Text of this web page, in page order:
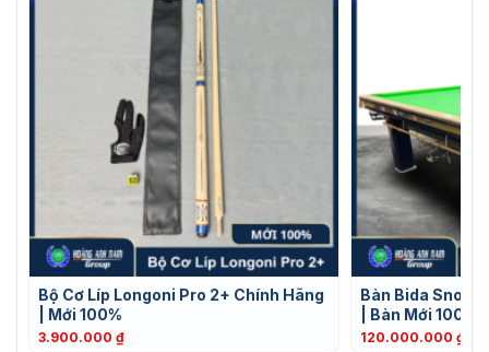
Bộ Cơ Líp Longoni Pro 2+ Chính Hãng
| Mới 100%
3.900.000 ₫
Bàn Bida
| Bàn Mới 100%
120.000.000₫